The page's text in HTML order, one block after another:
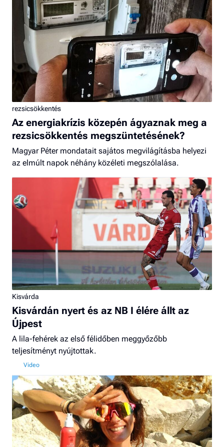
rezsicsökkentés
Az energiakrízis közepén ágyaznak meg a
rezsicsökkentés megszüntetésének?
Magyar Péter mondatait sajátos megvilágításba helyezi
az elmúlt napok néhány közéleti megszólalása.
Kisvárda
Kisvárdán nyert és az NB I élére állt az
Újpest
A lila-fehérek az első félidőben meggyőzőbb
teljesítményt nyújtottak.